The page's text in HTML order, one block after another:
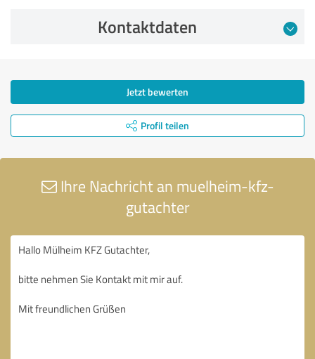
Kontaktdaten
Jetzt bewerten
Profil teilen
Ihre Nachricht an muelheim-kfz-
gutachter